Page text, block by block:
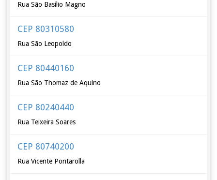
Rua São Basílio Magno
CEP 80310580
Rua São Leopoldo
CEP 80440160
Rua São Thomaz de Aquino
CEP 80240440
Rua Teixeira Soares
CEP 80740200
Rua Vicente Pontarolla